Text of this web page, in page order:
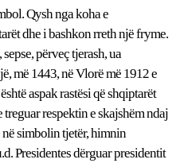
Qysh nga koha e
dhe i bashkon rreth një fryme.
përveç tjerash, ua
më 1443, në Vlorë më 1912 e
aspak rastësi që shqiptarët
respektin e skajshëm ndaj
simbolin tjetër, himnin
Presidentes dërguar presidentit